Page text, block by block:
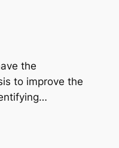
the
to improve the